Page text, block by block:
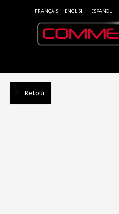
FRANÇAIS ENGLISH ESPAÑOL
Retour